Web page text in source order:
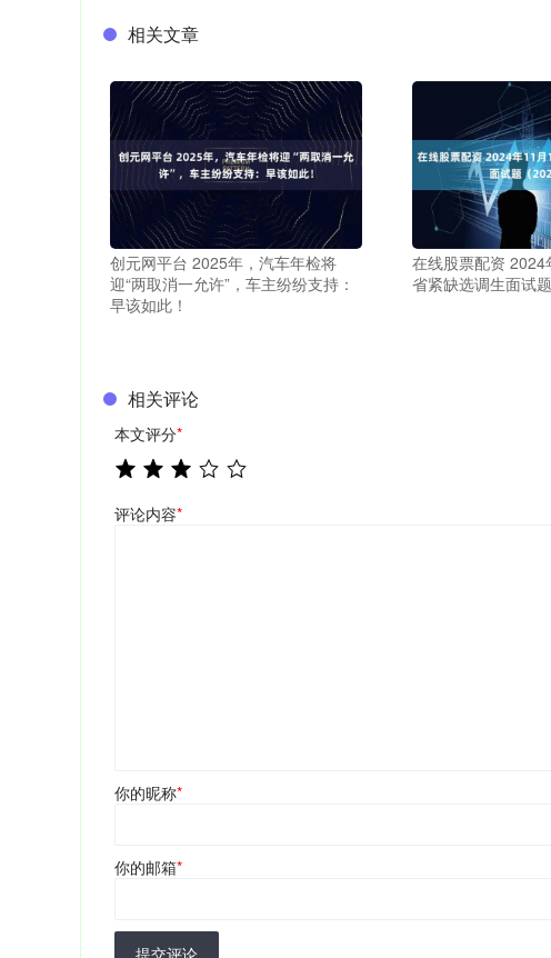
相关文章
创元网平台 2025年，汽车年检将
迎“两取消一允许”，车主纷纷支持：
早该如此！
在线股票配资 2024
省紧缺选调生面试
相关评论
本文评分*
评论内容*
你的昵称*
你的邮箱*